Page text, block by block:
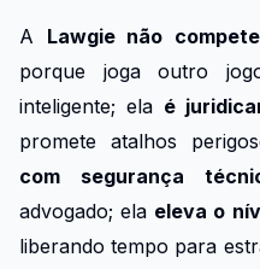
A Lawgie não
porque joga outro
inteligente; ela é
promete atalhos
com segurança
advogado; ela eleva o
liberando tempo para